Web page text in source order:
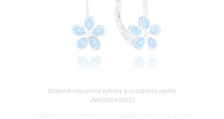
Stříbrné náušnice kytičky s modrými opály
JMAD0043BE01